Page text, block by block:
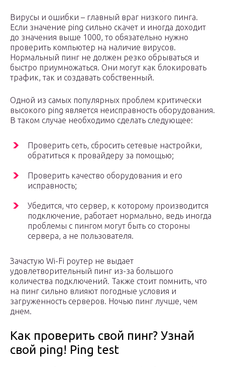
Вирусы и ошибки – главный враг низкого пинга.
Если значение ping сильно скачет и иногда доходит
до значения выше 1000, то обязательно нужно
проверить компьютер на наличие вирусов.
Нормальный пинг не должен резко обрываться и
быстро приумножаться. Они могут как блокировать
трафик, так и создавать собственный.
Одной из самых популярных проблем критически
высокого ping является неисправность оборудования.
В таком случае необходимо сделать следующее:
Проверить сеть, сбросить сетевые настройки,
обратиться к провайдеру за помощью;
Проверить качество оборудования и его
исправность;
Убедится, что сервер, к которому производится
подключение, работает нормально, ведь иногда
проблемы с пингом могут быть со стороны
сервера, а не пользователя.
Зачастую Wi-Fi роутер не выдает
удовлетворительный пинг из-за большого
количества подключений. Также стоит помнить, что
на пинг сильно влияют погодные условия и
загруженность серверов. Ночью пинг лучше, чем
днем.
Как проверить свой пинг? Узнай
свой ping! Ping test